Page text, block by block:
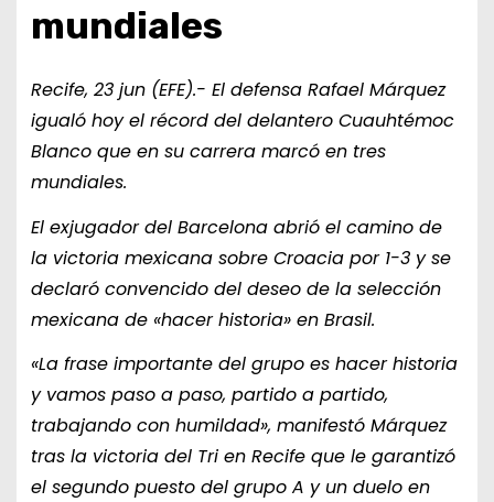
mundiales
Recife, 23 jun (EFE).- El defensa Rafael Márquez
igualó hoy el récord del delantero Cuauhtémoc
Blanco que en su carrera marcó en tres
mundiales.
El exjugador del Barcelona abrió el camino de
la victoria mexicana sobre Croacia por 1-3 y se
declaró convencido del deseo de la selección
mexicana de «hacer historia» en Brasil.
«La frase importante del grupo es hacer historia
y vamos paso a paso, partido a partido,
trabajando con humildad», manifestó Márquez
tras la victoria del Tri en Recife que le garantizó
el segundo puesto del grupo A y un duelo en